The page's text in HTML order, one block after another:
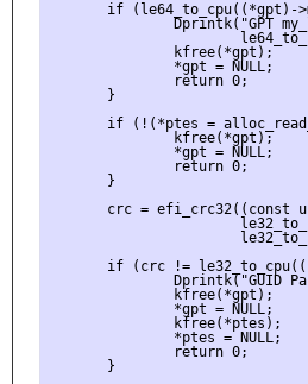
if (le64_to_cpu((*gpt)-
Dprintk("GPT
               kfree(*gpt);
               *gpt = NULL;
               return 0;
       }
if (!(*ptes =
               kfree(*gpt);
               *gpt = NULL;
               return 0;
       }
crc = efi_crc32((const
if (crc !=
Dprintk("GUID
               kfree(*gpt);
               *gpt = NULL;
               kfree(*ptes);
               *ptes = NULL;
               return 0;
       }